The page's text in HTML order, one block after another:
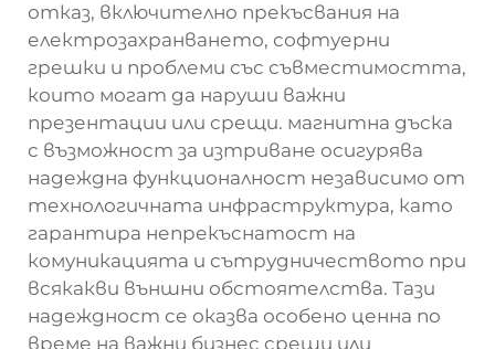
отказ, включително прекъсвания на
електрозахранването, софтуерни
грешки и проблеми със съвместимостта,
които могат да наруши важни
презентации или срещи. магнитна дъска
с възможност за изтриване осигурява
надеждна функционалност независимо от
технологичната инфраструктура, като
гарантира непрекъснатост на
комуникацията и сътрудничеството при
всякакви външни обстоятелства. Тази
надеждност се оказва особено ценна по
време на важни бизнес срещи или